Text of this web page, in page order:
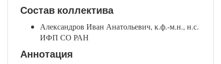
Состав коллектива
Александров Иван Анатольевич, к.ф.-м.н., н.с.
ИФП СО РАН
Аннотация